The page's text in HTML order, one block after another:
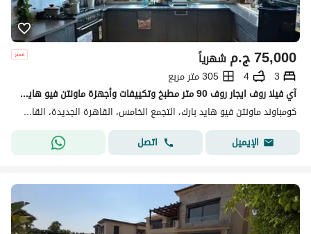
ج.م75,000 شهرياً
3
4
305 متر مربع
آي فيلا روف ايجار روف 90 متر مطبخ وتكييفات وأجهزة ماونتن فيو هايد بارك Mountain View Hyde Park القاهرة الجديدة 305 متر 3 غرف 4 حمامات
كومباوند ماونتن فيو هايد بارك، التجمع الخامس، القاهرة الجديدة، القاهرة
الإيميل
اتصل